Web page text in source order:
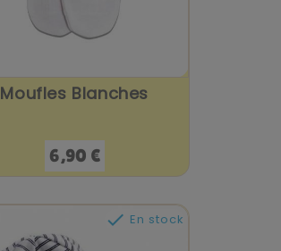
Moufles Blanches
Prix
6,90 €
 En stock